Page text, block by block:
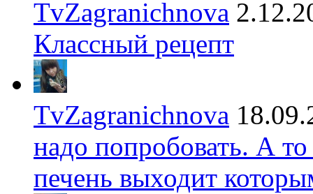
TvZagranichnova
Классный рецепт
TvZagranichnova
надо попробовать. А
печень выходит